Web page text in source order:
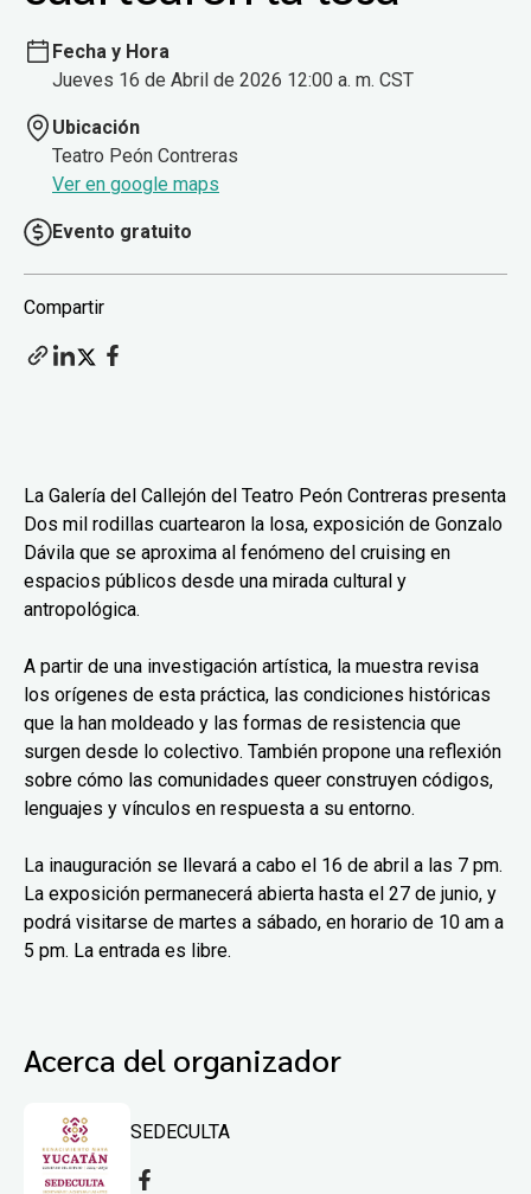
Fecha y Hora
Jueves 16 de Abril de 2026 12:00 a. m. CST
Ubicación
Teatro Peón Contreras
Ver en google maps
Evento gratuito
Compartir
La Galería del Callejón del Teatro Peón Contreras presenta
Dos mil rodillas cuartearon la losa, exposición de Gonzalo
Dávila que se aproxima al fenómeno del cruising en
espacios públicos desde una mirada cultural y
antropológica.
A partir de una investigación artística, la muestra revisa
los orígenes de esta práctica, las condiciones históricas
que la han moldeado y las formas de resistencia que
surgen desde lo colectivo. También propone una reflexión
sobre cómo las comunidades queer construyen códigos,
lenguajes y vínculos en respuesta a su entorno.
La inauguración se llevará a cabo el 16 de abril a las 7 pm.
La exposición permanecerá abierta hasta el 27 de junio, y
podrá visitarse de martes a sábado, en horario de 10 am a
5 pm. La entrada es libre.
Acerca del organizador
SEDECULTA